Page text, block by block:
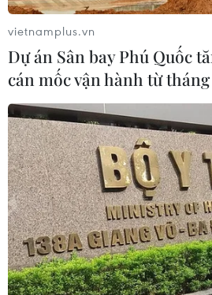
Bộ trưởng Công Thương:
hành vi gian lận, lẩn
09/07/2019 07:31
Tổng cục Quản lý thị trường cho
hàng lưu thông trên thị trường
gốc xuất xứ, thậm chí có chứa
vietnamplus.vn
Dự án Sân bay Phú Quốc
cán mốc vận hành từ tháng